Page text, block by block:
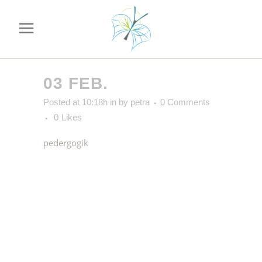
03 FEB.
Posted at 10:18h in by petra
0 Comments
0 Likes
pedergogik